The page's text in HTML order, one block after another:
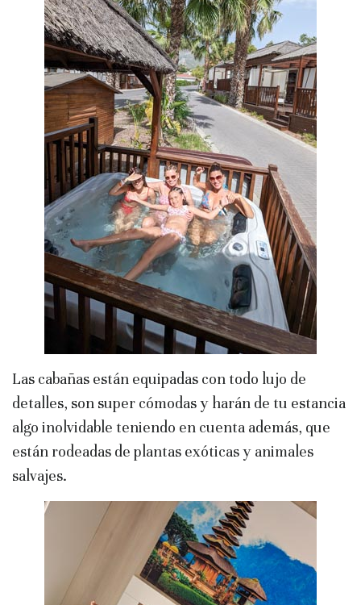
Las cabañas están equipadas con todo lujo de
detalles, son super cómodas y harán de tu estancia
algo inolvidable teniendo en cuenta además, que
están rodeadas de plantas exóticas y animales
salvajes.